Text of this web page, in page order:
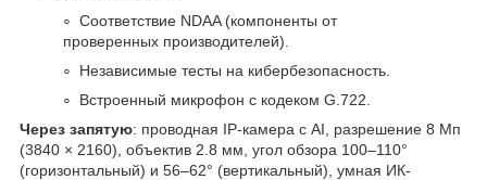
Соответствие NDAA (компоненты от
проверенных производителей).
Независимые тесты на кибербезопасность.
Встроенный микрофон с кодеком G.722.
Через запятую: проводная IP-камера с AI, разрешение 8 Мп
(3840 × 2160), объектив 2.8 мм, угол обзора 100–110°
(горизонтальный) и 56–62° (вертикальный), умная ИК-